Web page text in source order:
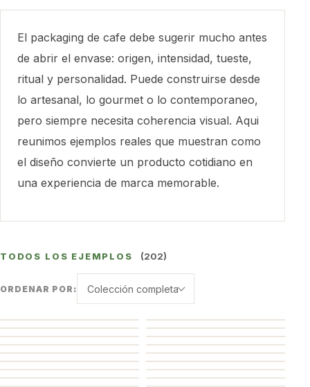
El packaging de cafe debe sugerir mucho antes
de abrir el envase: origen, intensidad, tueste,
ritual y personalidad. Puede construirse desde
lo artesanal, lo gourmet o lo contemporaneo,
pero siempre necesita coherencia visual. Aqui
reunimos ejemplos reales que muestran como
el diseño convierte un producto cotidiano en
una experiencia de marca memorable.
TODOS LOS EJEMPLOS (202)
ORDENAR POR: Colección completa